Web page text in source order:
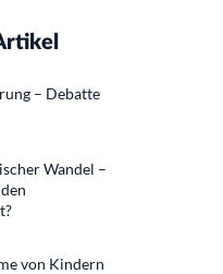
– Debatte
Wandel –
von Kindern